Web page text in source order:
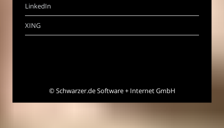
LinkedIn
XING
©Schwarzer.de Software + Internet GmbH